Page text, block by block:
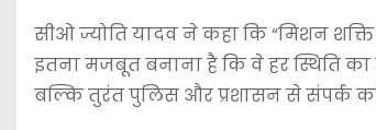
सीओ ज्योति यादव ने कहा कि “मिशन
इतना मजबूत बनाना है कि वे हर स्थिति का
बल्कि तुरंत पुलिस और प्रशासन से संपर्क